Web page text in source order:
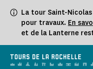
La tour Saint-
pour travaux. En
et de la Lanterne
TOURS DE LA ROCHELLE